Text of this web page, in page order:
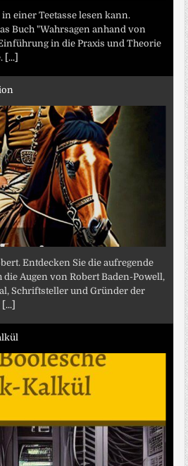
einer Teetasse lesen kann.
Buch "Wahrsagen anhand von
in die Praxis und Theorie
[...]
Entdecken Sie die aufregende
die Augen von Robert Baden-Powell,
Schriftsteller und Gründer der
[...]